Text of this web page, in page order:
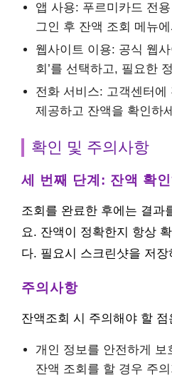
앱 사용: 푸르미카드 전
그인 후 잔액 조회 메뉴
웹사이트 이용: 공식 웹
회’를 선택하고, 필요한
전화 서비스: 고객센터에
제공하고 잔액을 확인하
확인 및 주의사항
세 번째 단계: 잔액 확인
조회를 완료한 후에는 결과
요. 잔액이 정확한지 항상
다. 필요시 스크린샷을 저장
주의사항
잔액조회 시 주의해야 할
개인 정보를 안전하게 보
잔액 조회를 할 경우 주